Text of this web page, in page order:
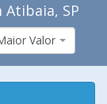
Atibaia, SP
Valor